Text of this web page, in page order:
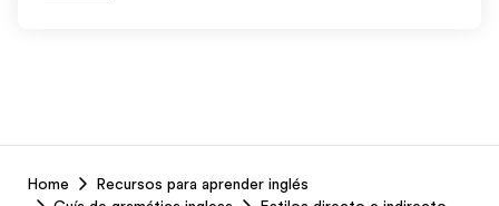
Footer
Home
Recursos para aprender inglés